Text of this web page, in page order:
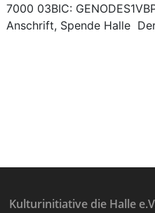
7000 03BIC:
Anschrift, Spende Halle
Kulturinitiative die Halle